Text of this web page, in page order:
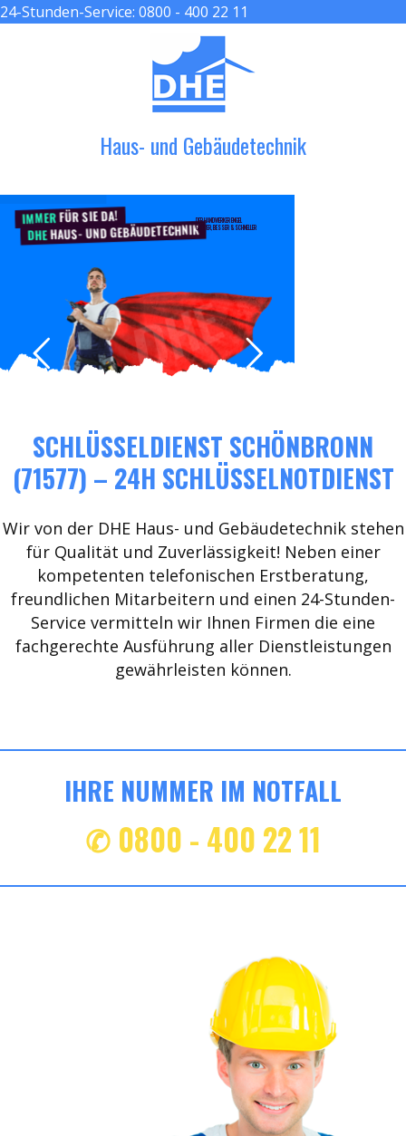
24-Stunden-Service: 0800 - 400 22 11
Haus- und Gebäudetechnik
IMMERFÜR SIE DA!
DHEHAUS- UND GEBÄUDETECHNIK
DER HANDWERKER ENGEL
GRÖßER, BESSER & SCHNELLER
SCHLÜSSELDIENST SCHÖNBRONN
(71577) – 24H SCHLÜSSELNOTDIENST
Wir von der DHE Haus- und Gebäudetechnik stehen
für Qualität und Zuverlässigkeit! Neben einer
kompetenten telefonischen Erstberatung,
freundlichen Mitarbeitern und einen 24-Stunden-
Service vermitteln wir Ihnen Firmen die eine
fachgerechte Ausführung aller Dienstleistungen
gewährleisten können.
IHRE NUMMER IM NOTFALL
✆ 0800 - 400 22 11